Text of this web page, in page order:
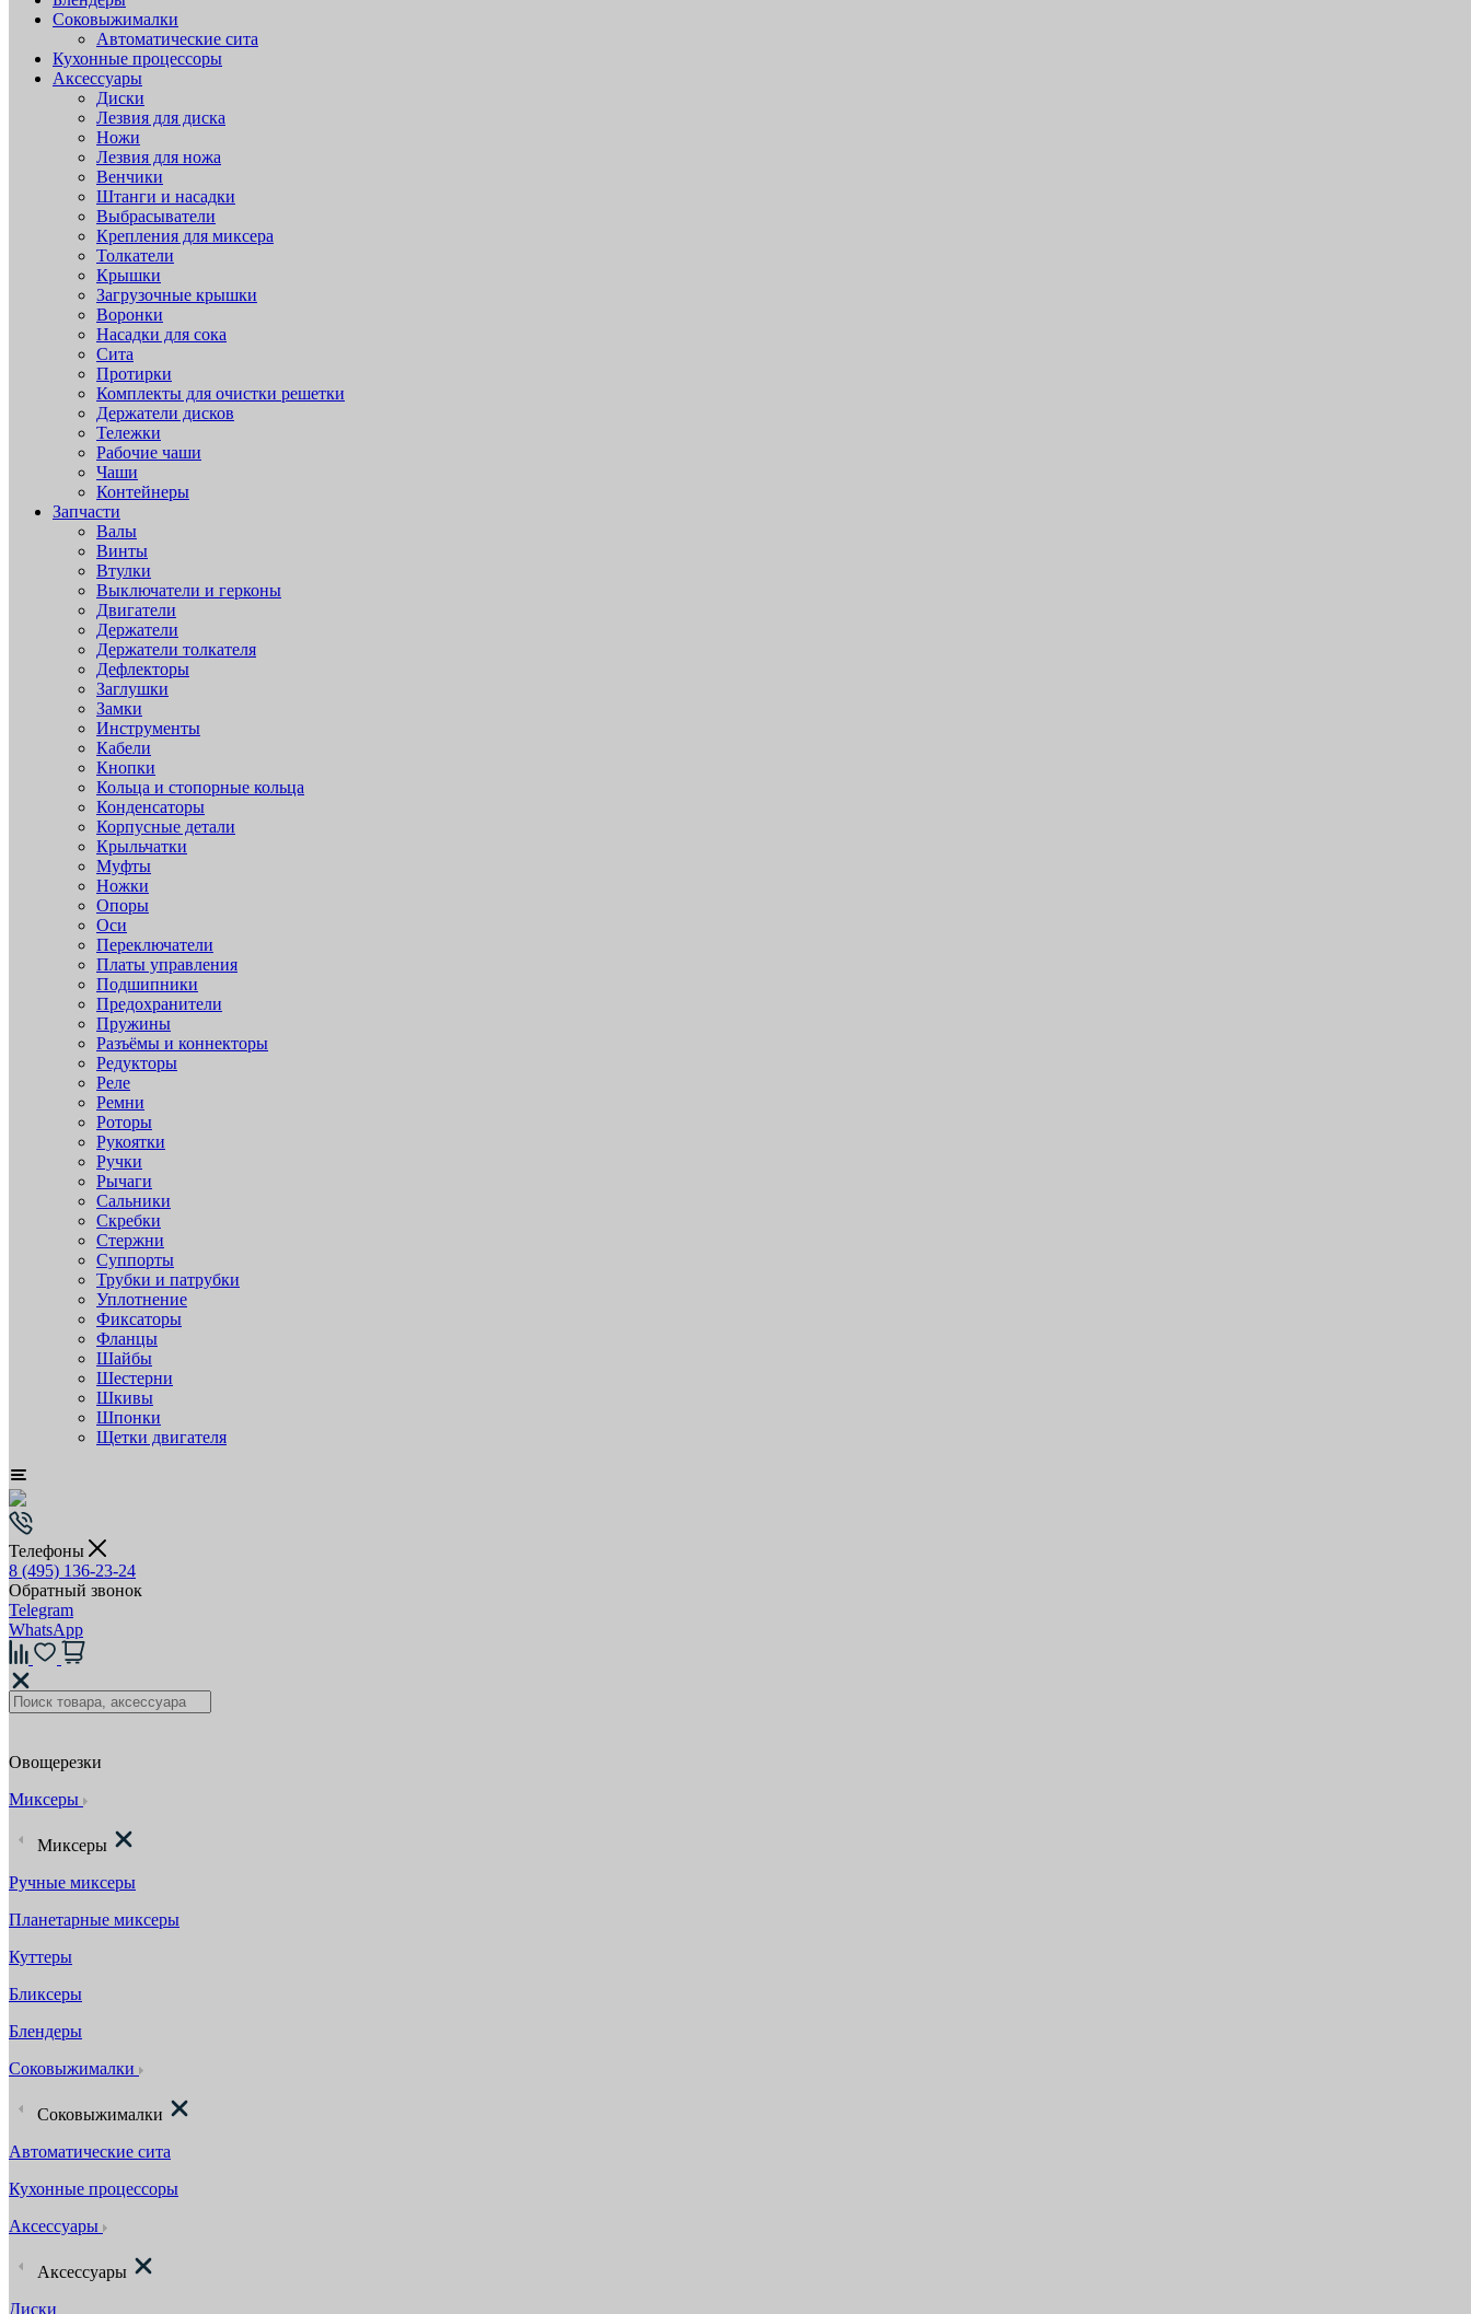
Соковыжималки
Автоматические сита
Кухонные процессоры
Аксессуары
Диски
Лезвия для диска
Ножи
Лезвия для ножа
Венчики
Штанги и насадки
Выбрасыватели
Крепления для миксера
Толкатели
Крышки
Загрузочные крышки
Воронки
Насадки для сока
Сита
Протирки
Комплекты для очистки решетки
Держатели дисков
Тележки
Рабочие чаши
Чаши
Контейнеры
Запчасти
Валы
Винты
Втулки
Выключатели и герконы
Двигатели
Держатели
Держатели толкателя
Дефлекторы
Заглушки
Замки
Инструменты
Кабели
Кнопки
Кольца и стопорные кольца
Конденсаторы
Корпусные детали
Крыльчатки
Муфты
Ножки
Опоры
Оси
Переключатели
Платы управления
Подшипники
Предохранители
Пружины
Разъёмы и коннекторы
Редукторы
Реле
Ремни
Роторы
Рукоятки
Ручки
Рычаги
Сальники
Скребки
Стержни
Суппорты
Трубки и патрубки
Уплотнение
Фиксаторы
Фланцы
Шайбы
Шестерни
Шкивы
Шпонки
Щетки двигателя
Телефоны
8 (495) 136-23-24
Обратный звонок
Telegram
WhatsApp
Овощерезки
Миксеры
Миксеры
Ручные миксеры
Планетарные миксеры
Куттеры
Бликсеры
Блендеры
Соковыжималки
Соковыжималки
Автоматические сита
Кухонные процессоры
Аксессуары
Аксессуары
Диски